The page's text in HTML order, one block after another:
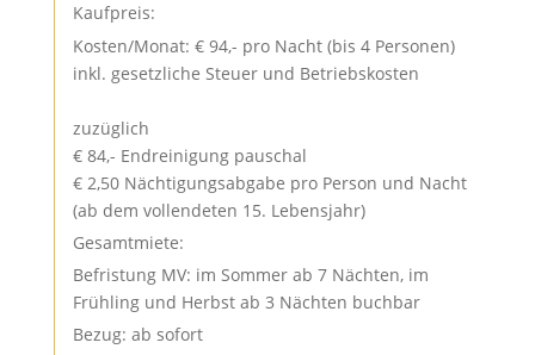
Kaufpreis:
Kosten/Monat: € 94,- pro Nacht (bis 4 Personen)
inkl. gesetzliche Steuer und Betriebskosten
zuzüglich
€ 84,- Endreinigung pauschal
€ 2,50 Nächtigungsabgabe pro Person und Nacht
(ab dem vollendeten 15. Lebensjahr)
Gesamtmiete:
Befristung MV: im Sommer ab 7 Nächten, im
Frühling und Herbst ab 3 Nächten buchbar
Bezug: ab sofort